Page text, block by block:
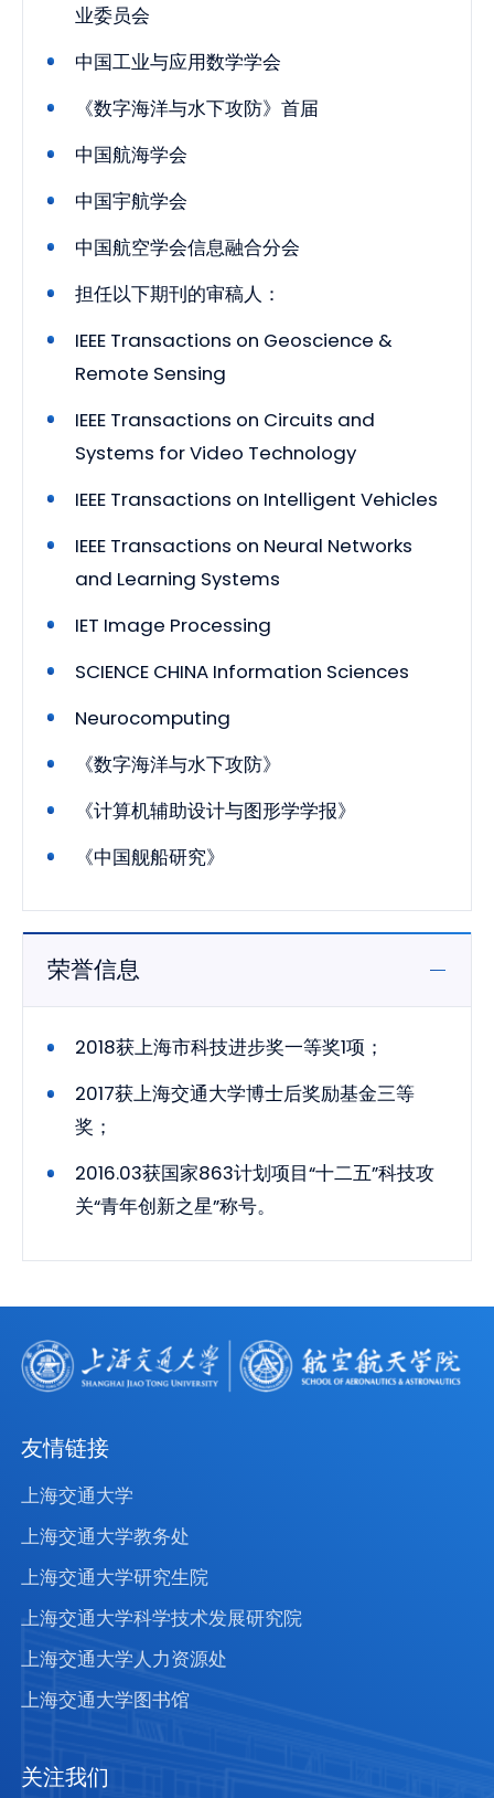
业委员会
中国工业与应用数学学会
《数字海洋与水下攻防》首届
中国航海学会
中国宇航学会
中国航空学会信息融合分会
担任以下期刊的审稿人：
IEEE Transactions on Geoscience &
Remote Sensing
IEEE Transactions on Circuits and
Systems for Video Technology
IEEE Transactions on Intelligent Vehicles
IEEE Transactions on Neural Networks
and Learning Systems
IET Image Processing
SCIENCE CHINA Information Sciences
Neurocomputing
《数字海洋与水下攻防》
《计算机辅助设计与图形学学报》
《中国舰船研究》
荣誉信息
2018获上海市科技进步奖一等奖1项；
2017获上海交通大学博士后奖励基金三等
奖；
2016.03获国家863计划项目“十二五”科技攻
关“青年创新之星”称号。
友情链接
上海交通大学
上海交通大学教务处
上海交通大学研究生院
上海交通大学科学技术发展研究院
上海交通大学人力资源处
上海交通大学图书馆
关注我们